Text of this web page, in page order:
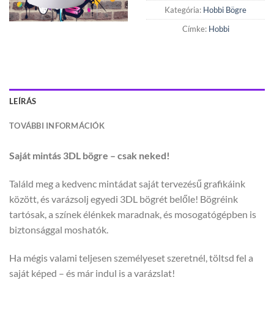
Kategória: Hobbi Bögre
Címke: Hobbi
LEÍRÁS
TOVÁBBI INFORMÁCIÓK
Saját mintás 3DL bögre – csak neked!
Találd meg a kedvenc mintádat saját tervezésű grafikáink
között, és varázsolj egyedi 3DL bögrét belőle! Bögréink
tartósak, a színek élénkek maradnak, és mosogatógépben is
biztonsággal moshatók.
Ha mégis valami teljesen személyeset szeretnél, töltsd fel a
saját képed – és már indul is a varázslat!